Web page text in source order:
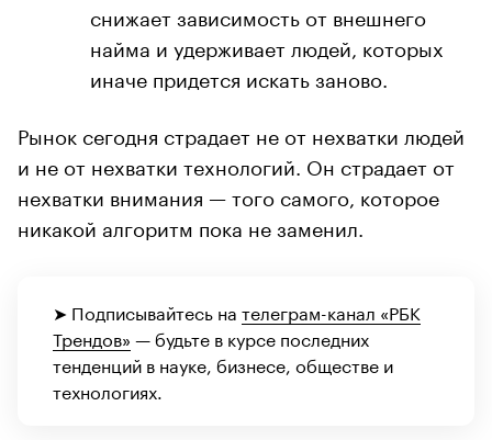
снижает зависимость от внешнего
найма и удерживает людей, которых
иначе придется искать заново.
Рынок сегодня страдает не от нехватки людей
и не от нехватки технологий. Он страдает от
нехватки внимания — того самого, которое
никакой алгоритм пока не заменил.
➤ Подписывайтесь на телеграм-канал «РБК
Трендов» — будьте в курсе последних
тенденций в науке, бизнесе, обществе и
технологиях.